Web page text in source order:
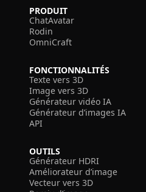
PRODUIT
ChatAvatar
Rodin
OmniCraft
FONCTIONNALITÉS
Texte vers 3D
Image vers 3D
Générateur vidéo IA
Générateur d’images IA
API
OUTILS
Générateur HDRI
Améliorateur d’image
Vecteur vers 3D